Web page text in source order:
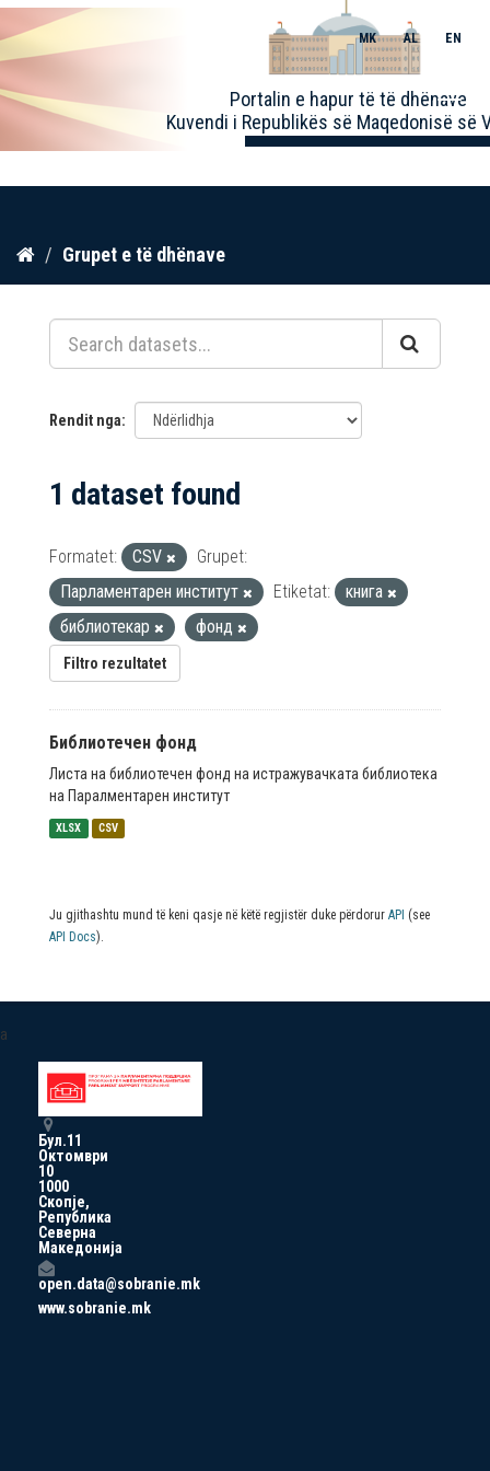
Kalo
përmbajtja
Portalin e hapur të të dhënave
Kuvendi i Republikës së Maqedonisë së
MK AL EN
Toggle
Grupet e të dhënave
Rendit nga
1 dataset found
Formatet: CSV
Grupet:
Парламентарен институт
Etiketat:
книга
библиотекар
фонд
Filtro rezultatet
Библиотечен фонд
Листа на библиотечен фонд на истражувачката библиотека
на Паралментарен институт
XLSX CSV
Ju gjithashtu mund të keni qasje në këtë regjistër duke përdorur API (see
API Docs).
a
Бул.11
Октомври
10
1000
Скопје,
Република
Северна
Македонија
open.data@sobranie.mk
www.sobranie.mk